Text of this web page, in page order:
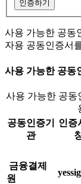
인증하기
사용 가능한 공동
자용 공동인증서
사용 가능한 공동
사용 가능한 공동
공동인증기
관
인증
금융결제
원